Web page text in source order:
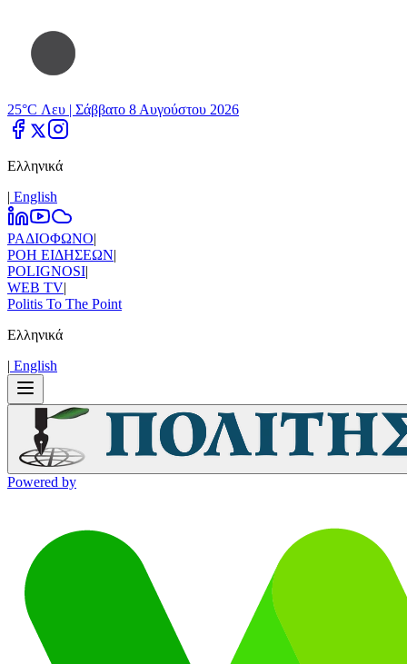
25°C Λευ | Σάββατο 8 Αυγούστου 2026
Ελληνικά
| Εnglish
ΡΑΔΙΟΦΩΝΟ|
ΡΟΗ ΕΙΔΗΣΕΩΝ|
POLIGNOSI|
WEB TV|
Politis To The Point
Ελληνικά
| Εnglish
Powered by